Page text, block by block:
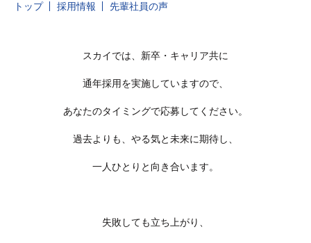
トップ 採用情報 先輩社員の声
スカイでは、新卒・キャリア共に
通年採用を実施していますので、
あなたのタイミングで応募してください。
過去よりも、やる気と未来に期待し、
一人ひとりと向き合います。
失敗しても立ち上がり、